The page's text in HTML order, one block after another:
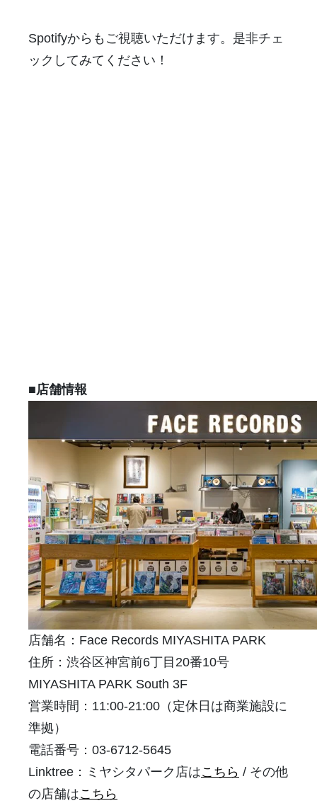
Spotifyからもご視聴いただけます。是非チェ
ックしてみてください！
■店舗情報
店舗名：Face Records MIYASHITA PARK
住所：渋谷区神宮前6丁目20番10号
MIYASHITA PARK South 3F
営業時間：11:00-21:00（定休日は商業施設に
準拠）
電話番号：03-6712-5645
Linktree：ミヤシタパーク店はこちら / その他
の店舗はこちら